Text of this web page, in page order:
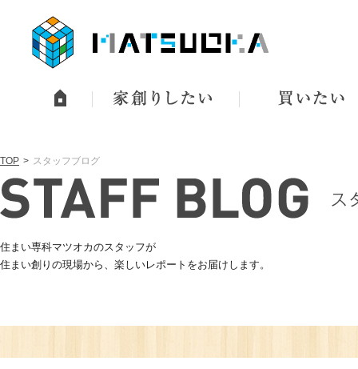
TOP スタッフブログ
住まい専科マツオカのスタッフが
住まい創りの現場から、楽しいレポートをお届けします。